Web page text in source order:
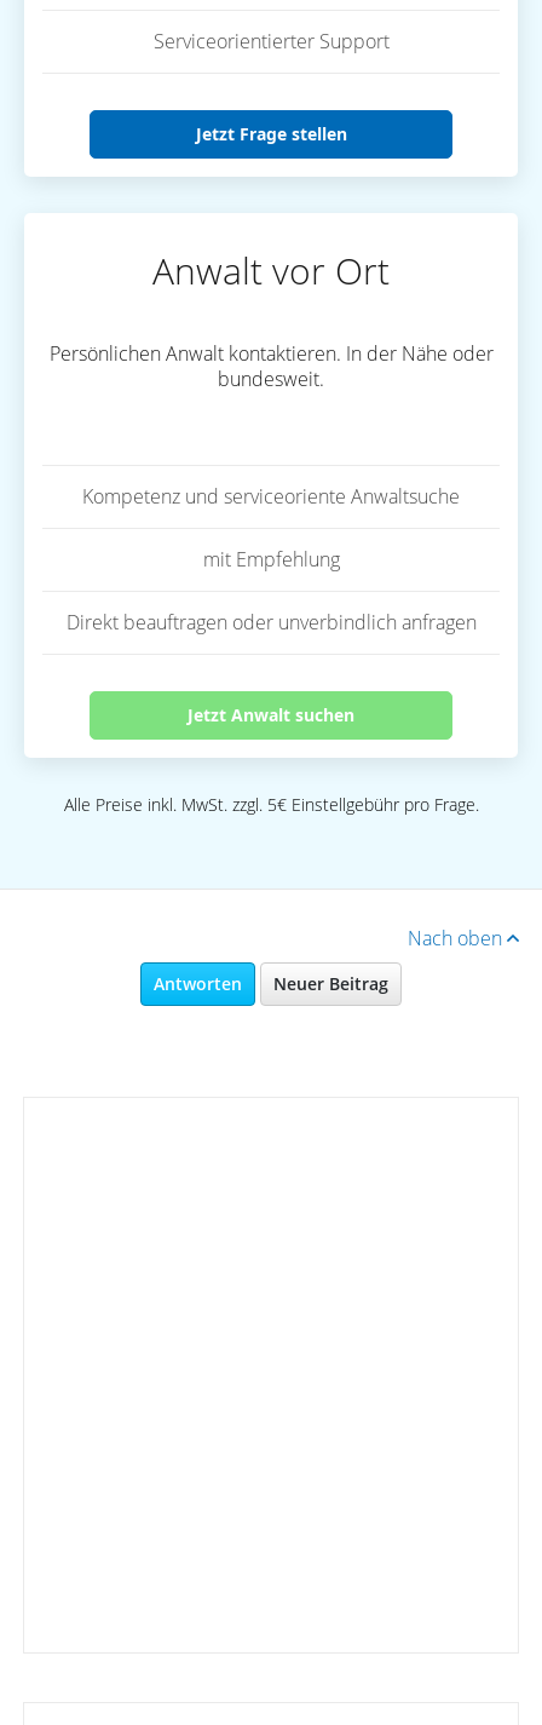
Serviceorientierter Support
Jetzt Frage stellen
Anwalt vor Ort
Persönlichen Anwalt kontaktieren. In der Nähe oder
bundesweit.
Kompetenz und serviceoriente Anwaltsuche
mit Empfehlung
Direkt beauftragen oder unverbindlich anfragen
Jetzt Anwalt suchen
Alle Preise inkl. MwSt. zzgl. 5€ Einstellgebühr pro Frage.
Nach oben
Antworten Neuer Beitrag